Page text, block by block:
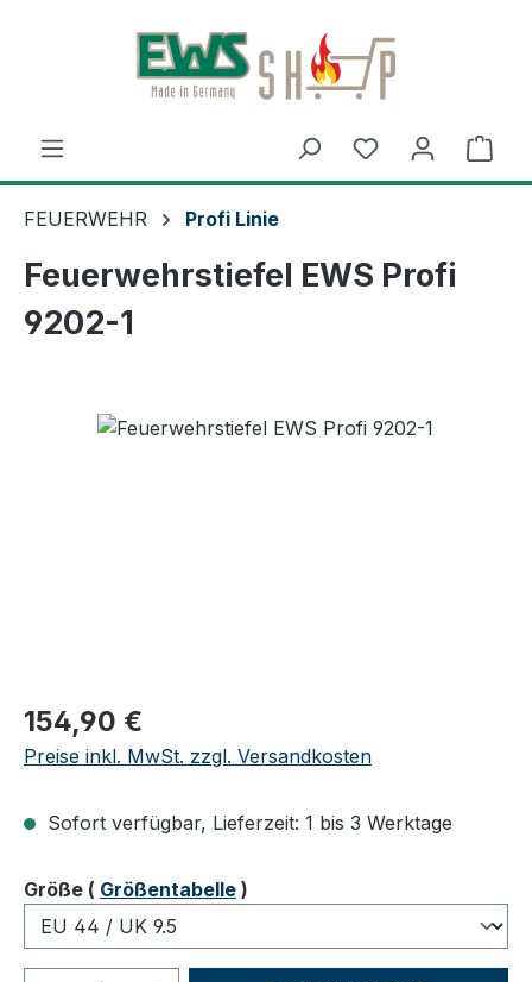
Zum Hauptinhalt springen
FEUERWEHR Profi Linie
Feuerwehrstiefel EWS Profi
9202-1
Regulärer Preis:
154,90 €
Preise inkl. MwSt. zzgl. Versandkosten
Sofort verfügbar, Lieferzeit: 1 bis 3 Werktage
Größeauswählen
( Größentabelle )